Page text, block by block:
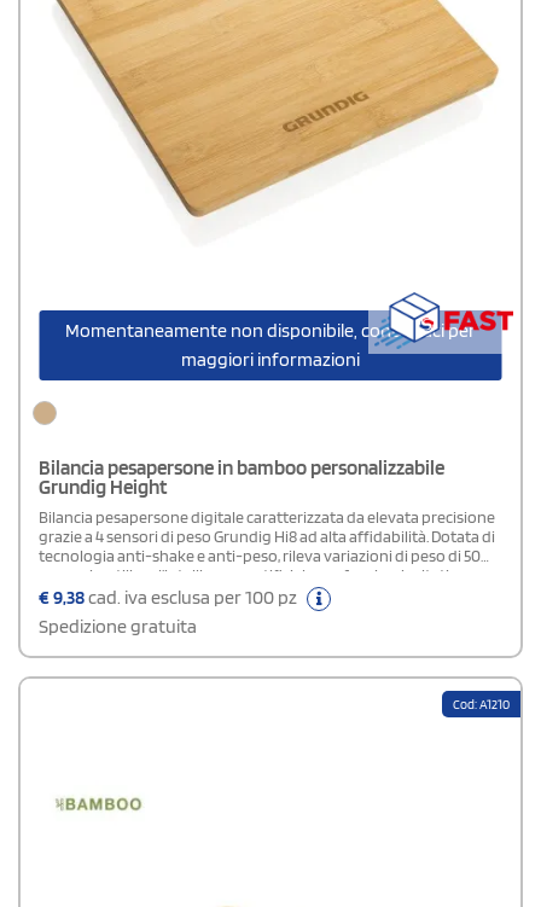
Momentaneamente non disponibile, contattaci per
maggiori informazioni
Bilancia pesapersone in bamboo personalizzabile
Grundig Height
Bilancia pesapersone digitale caratterizzata da elevata precisione
grazie a 4 sensori di peso Grundig Hi8 ad alta affidabilità. Dotata di
tecnologia anti-shake e anti-peso, rileva variazioni di peso di 50
grammi e utilizza l’intelligenza artificiale per fornire risultati
sempre accurati. Supporta un peso massimo di 180 kg (400 lb) e,
grazie alla tecnologia smart scale, garantisce misurazioni corrette
anche nelle fasce di peso elevate. Il display LCD extra-large assicura
perfetta leggibilità e, con funzione di risparmio energetico, mostra
anche l’indicatore della batteria. Include termometro ambientale
€9,38cad. iva esclusa per 100 pz
Spedizione gratuita
Cod: A1210